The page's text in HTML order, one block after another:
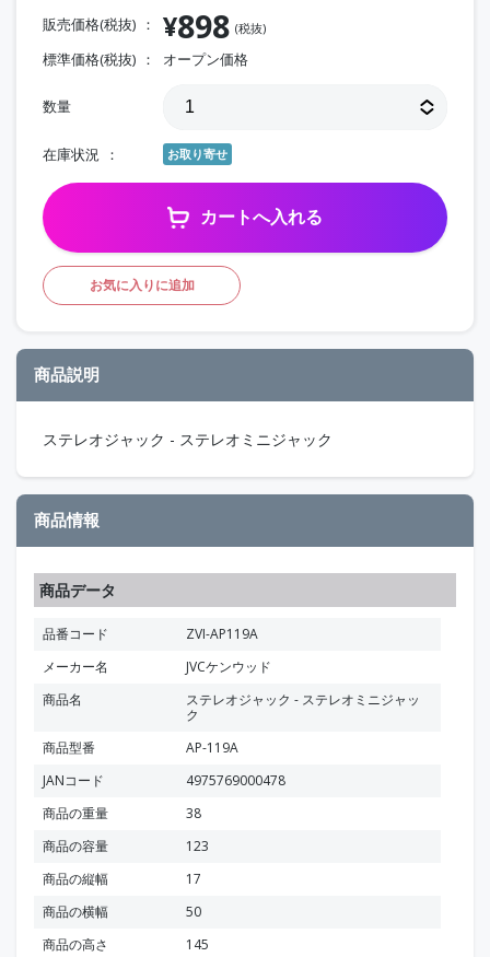
販売価格(税抜) ¥898 (税抜)
標準価格(税抜) オープン価格
数量
在庫状況 お取り寄せ
カートへ入れる
お気に入りに追加
商品説明
ステレオジャック - ステレオミニジャック
商品情報
商品データ
品番コード
ZVI-AP119A
メーカー名
JVCケンウッド
商品名
ステレオジャック - ステレオミニジャッ
ク
商品型番
AP-119A
JANコード
4975769000478
商品の重量
38
商品の容量
123
商品の縦幅
17
商品の横幅
50
商品の高さ
145